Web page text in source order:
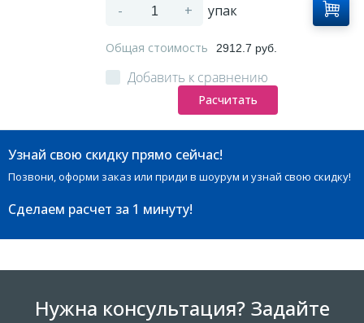
- + упак
Общая стоимость 2912.7 руб.
Добавить к сравнению
Расчитать
Узнай свою скидку прямо сейчас!
Позвони, оформи заказ или приди в шоурум и узнай свою скидку!
Сделаем расчет за 1 минуту!
Нужна консультация? Задайте